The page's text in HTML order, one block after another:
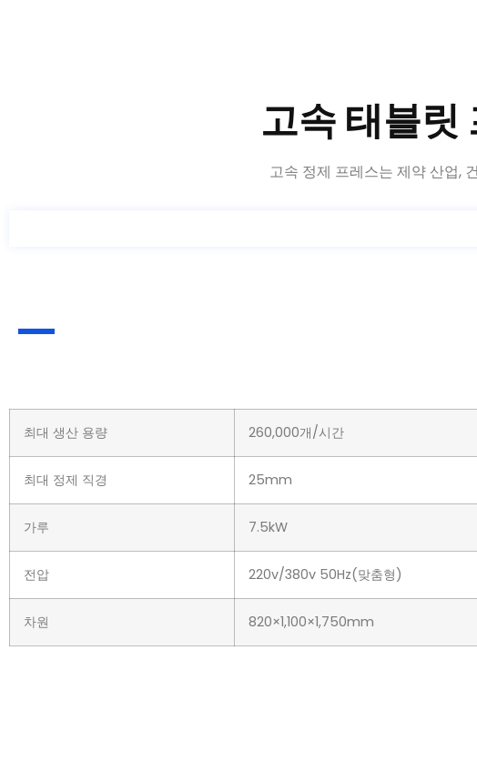
고속 태블릿
고속 정제 프레스는 제약 산업,
최대 생산 용량 260,000개/시간
최대 정제 직경 25mm
가루 7.5kW
전압 220v/380v 50Hz(맞춤형)
차원 820×1,100×1,750mm